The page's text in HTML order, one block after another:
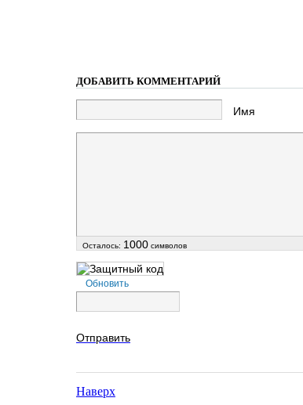
ДОБАВИТЬ КОММЕНТАРИЙ
Имя
Осталось: 1000 символов
Обновить
Отправить
Наверх